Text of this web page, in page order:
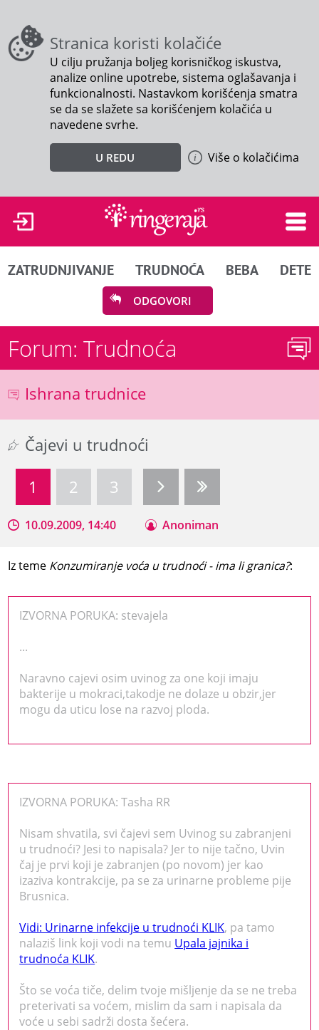
Stranica koristi kolačiće
U cilju pružanja boljeg korisničkog iskustva,
analize online upotrebe, sistema oglašavanja i
funkcionalnosti. Nastavkom korišćenja smatra
se da se slažete sa korišćenjem kolačića u
navedene svrhe.
U REDU Više o kolačićima
ZATRUDNJIVANJE TRUDNOĆA BEBA DETE
ODGOVORI
Forum: Trudnoća
Ishrana trudnice
Čajevi u trudnoći
1
2 3
10.09.2009, 14:40 Anoniman
Iz teme Konzumiranje voća u trudnoći - ima li granica?:
IZVORNA PORUKA: stevajela
...
Naravno cajevi osim uvinog za one koji imaju
bakterije u mokraci,takodje ne dolaze u obzir,jer
mogu da uticu lose na razvoj ploda.
IZVORNA PORUKA: Tasha RR
Nisam shvatila, svi čajevi sem Uvinog su zabranjeni
u trudnoći? Jesi to napisala? Jer to nije tačno, Uvin
čaj je prvi koji je zabranjen (po novom) jer kao
izaziva kontrakcije, pa se za urinarne probleme pije
Brusnica.
Vidi: Urinarne infekcije u trudnoći KLIK, pa tamo
nalaziš link koji vodi na temu Upala jajnika i
trudnoća KLIK.
Što se voća tiče, delim tvoje mišljenje da se ne treba
preterivati sa voćem, mislim da sam i napisala da
voće u sebi sadrži dosta šećera.